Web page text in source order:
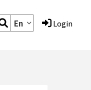
En Login